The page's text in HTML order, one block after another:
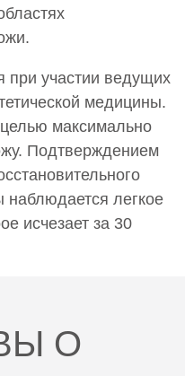
II (Skin Tyte II) Щеки,
(Skin Tyte II) Ягодицы
при участии ведущих
медицины.
максимально
Подтверждением
легкое
исчезает за 30
О